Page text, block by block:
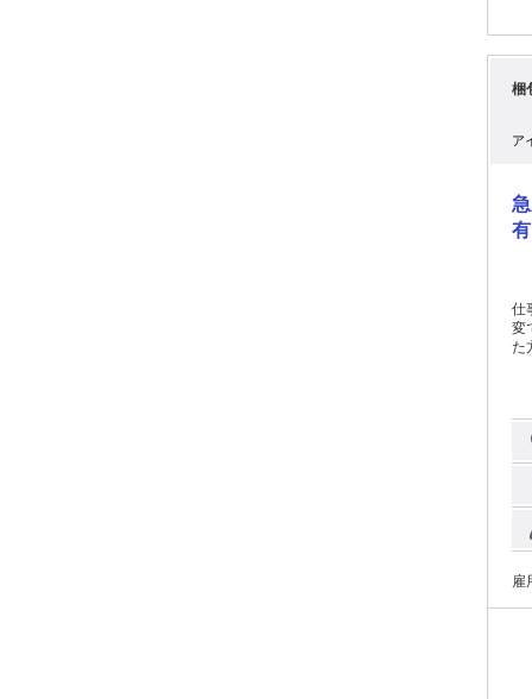
梱
ア
有
仕
変
た方
雇